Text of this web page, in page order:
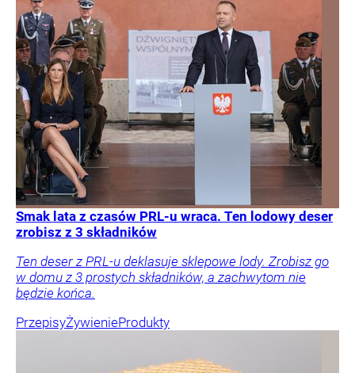
Smak lata z czasów PRL-u wraca. Ten lodowy deser
zrobisz z 3 składników
Ten deser z PRL-u deklasuje sklepowe lody. Zrobisz go
w domu z 3 prostych składników, a zachwytom nie
będzie końca.
PrzepisyŻywienieProdukty